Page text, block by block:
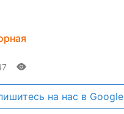
на нас в Google